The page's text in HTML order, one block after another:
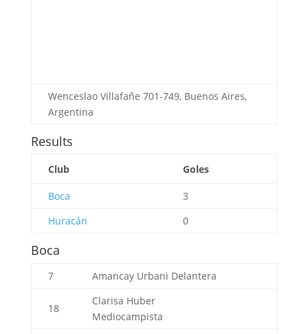
Wenceslao Villafañe 701-749, Buenos Aires,
Argentina
Results
Club Goles
Boca
3
Huracán
0
Boca
7 Amancay Urbani Delantera
18
Clarisa Huber
Mediocampista